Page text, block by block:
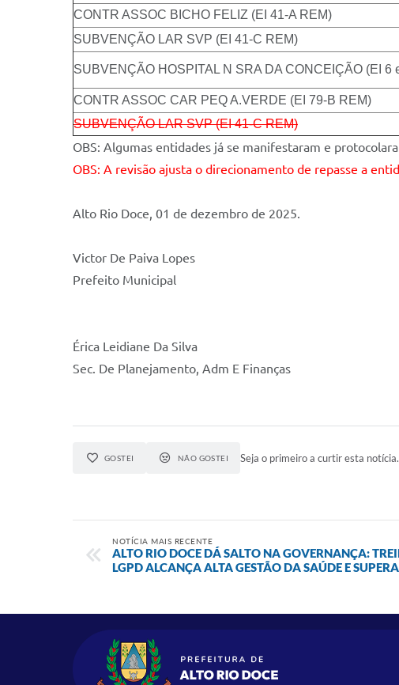
CONTR ASSOC BICHO FELIZ (EI 41-A REM)
SUBVENÇÃO LAR SVP (EI 41-C REM)
SUBVENÇÃO HOSPITAL N SRA DA CONCEIÇÃO (EI 6
CONTR ASSOC CAR PEQ A.VERDE (EI 79-B REM)
SUBVENÇÃO LAR SVP (EI 41-C REM)
OBS: Algumas entidades já se manifestaram e
OBS: A revisão ajusta o direcionamento de repasse a
Alto Rio Doce, 01 de dezembro de 2025.
Victor De Paiva Lopes
Prefeito Municipal
Érica Leidiane Da Silva
Sec. De Planejamento, Adm E Finanças
GOSTEI NÃO GOSTEI Seja o primeiro a curtir esta notícia.
NOTÍCIA MAIS RECENTE
ALTO RIO DOCE DÁ SALTO NA GOVERNANÇA:
LGPD ALCANÇA ALTA GESTÃO DA SAÚDE E